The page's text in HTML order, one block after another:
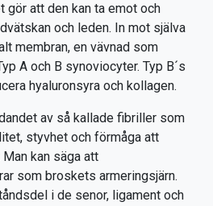
gör att den kan ta emot och
och leden. In mot själva
membran, en vävnad som
A och B synoviocyter. Typ B´s
hyaluronsyra och kollagen.
av så kallade fibriller som
styvhet och förmåga att
kan säga att
som broskets armeringsjärn.
i de senor, ligament och